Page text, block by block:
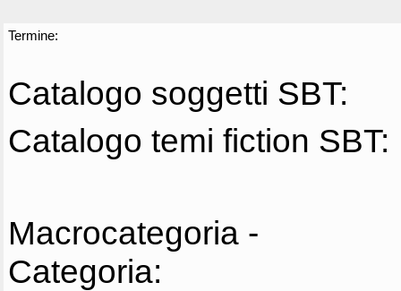
Termine:
Catalogo soggetti SBT:
Catalogo temi fiction SBT:
Macrocategoria -
Categoria: